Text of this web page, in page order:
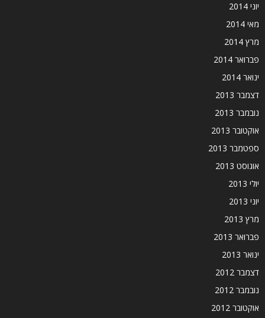
יוני 2014
מאי 2014
מרץ 2014
פברואר 2014
ינואר 2014
דצמבר 2013
נובמבר 2013
אוקטובר 2013
ספטמבר 2013
אוגוסט 2013
יולי 2013
יוני 2013
מרץ 2013
פברואר 2013
ינואר 2013
דצמבר 2012
נובמבר 2012
אוקטובר 2012